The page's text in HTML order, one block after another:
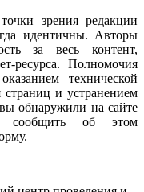
зрения редакции
идентичны. Авторы
за весь контент,
ресурса. Полномочия
технической
и устранением
обнаружили на сайте
сообщить об этом